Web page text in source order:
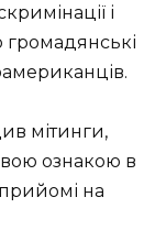
і
громадянські
мітинги,
ознакою в
на